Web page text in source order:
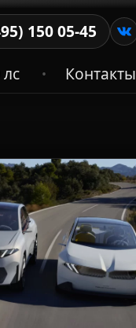
150 05-45
• Контакты